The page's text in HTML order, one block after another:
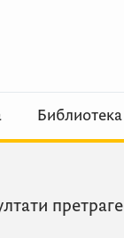
Библиотека
претраге